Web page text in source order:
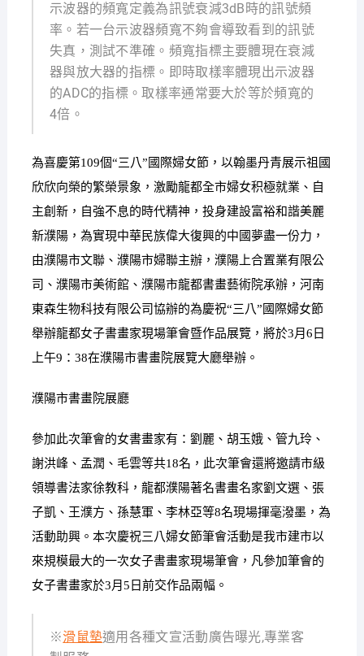
示波器的頻寬定義為訊號衰減3dB時的訊號頻
率。若一台示波器頻寬不夠會導致看到的訊號
失真，測試不準確。頻寬指標主要體現在衰減
器與放大器的指標。即時取樣率體現出示波器
的ADC的指標。取樣率通常要大於等於頻寬的
4倍。
為喜慶第109個“三八”國際婦女節，以翰墨丹青展示祖國
欣欣向榮的繁榮景象，激勵龍都全市婦女积極就業、自
主創新，自強不息的時代精神，投身建設富裕和諧美麗
新濮陽，為實現中華民族偉大復興的中國夢盡一份力，
由濮陽市文聯、濮陽市婦聯主辦，濮陽上合置業有限公
司、濮陽市美術館、濮陽市龍都書畫藝術院承辦，河南
東森生物科技有限公司協辦的為慶祝“三八”國際婦女節
舉辦龍都女子書畫家現場筆會暨作品展覽，將於3月6日
上午9：38在濮陽市書畫院展覽大廳舉辦。
濮陽市書畫院展廳
參加此次筆會的女書畫家有：劉麗、胡玉娥、管九玲、
謝洪峰、孟潤、毛雲等共18名，此次筆會還將邀請市級
領導書法家徐教科，龍都濮陽著名書畫名家劉文選、張
子凱、王濮方、孫慧軍、李林亞等8名現場揮毫潑墨，為
活動助興。本次慶祝三八婦女節筆會活動是我市建市以
來規模最大的一次女子書畫家現場筆會，凡參加筆會的
女子書畫家於3月5日前交作品兩幅。
※滑鼠墊適用各種文宣活動廣告曝光,專業客